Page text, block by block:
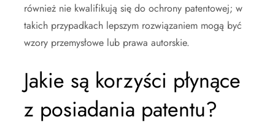
również nie kwalifikują się do ochrony patentowej; w
takich przypadkach lepszym rozwiązaniem mogą być
wzory przemysłowe lub prawa autorskie.
Jakie są korzyści płynące
z posiadania patentu?